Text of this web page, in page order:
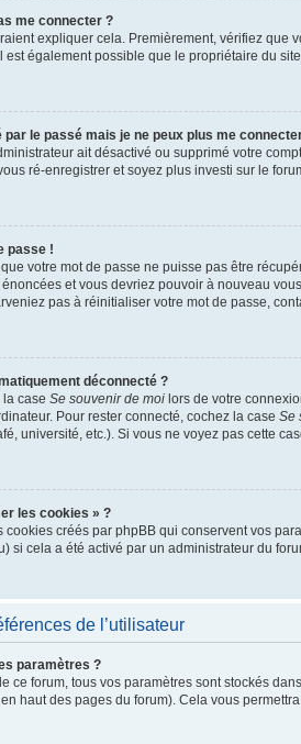
me connecter ?
expliquer cela. Premièrement, vérifiez que
est également possible que le propriétaire du
le passé mais je ne peux plus me
ait désactivé ou supprimé votre
ré-enregistrer et soyez plus investi sur le
passe !
votre mot de passe ne puisse pas être
et vous devriez pouvoir à nouveau
pas à réinitialiser votre mot de passe,
déconnecté ?
case Se souvenir de moi lors de votre
Pour rester connecté, cochez la case Se
université, etc.). Si vous ne voyez pas cette
les cookies » ?
cookies créés par phpBB qui conservent vos
si cela a été activé par un administrateur du
de l’utilisateur
paramètres ?
ce forum, tous vos paramètres sont stockés
haut des pages du forum). Cela vous